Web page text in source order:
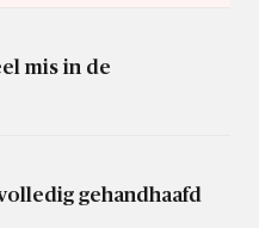
mis in de
gehandhaafd